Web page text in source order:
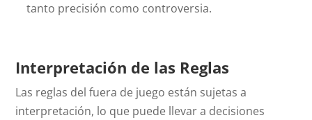
tanto precisión como controversia.
Interpretación de las Reglas
Las reglas del fuera de juego están sujetas a
interpretación, lo que puede llevar a decisiones